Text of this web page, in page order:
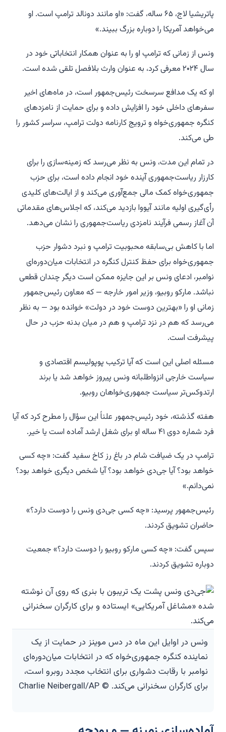
پاتریشیا لاج، ۶۵ ساله، گفت: «او مانند دونالد ترامپ است. او
می‌خواهد آمریکا را دوباره بزرگ ببیند.»
ونس از زمانی که ترامپ او را به عنوان همکار انتخاباتی خود در
سال ۲۰۲۴ معرفی کرد، به عنوان وارث بلافصل تلقی شده است.
او که یک مدافع سرسخت رئیس‌جمهور است، در ماه‌های اخیر
سفرهای داخلی خود را افزایش داده و برای حمایت از نامزدهای
کنگره جمهوری‌خواه و ترویج کارنامه دولت ترامپ، سراسر کشور را
طی می‌کند.
در تمام این مدت، ونس به نظر می‌رسد که زمینه‌سازی را برای
کارزار ریاست‌جمهوری آینده خود انجام داده است، برای حزب
جمهوری‌خواه کمک مالی جمع‌آوری می‌کند و از ایالت‌های کلیدی
رأی‌گیری اولیه مانند آیووا بازدید می‌کند، که اجلاس‌های مقدماتی
آن آغاز رسمی فرآیند نامزدی ریاست‌جمهوری را نشان می‌دهد.
اما با کاهش بی‌سابقه محبوبیت ترامپ و نبرد دشوار حزب
جمهوری‌خواه برای حفظ کنترل کنگره در انتخابات میان‌دوره‌ای
نوامبر، ادعای ونس بر این جایزه ممکن است دیگر چندان قطعی
نباشد. مارکو روبیو، وزیر امور خارجه — که معاون رئیس‌جمهور
زمانی او را «بهترین دوست خود در دولت» خوانده بود — به نظر
می‌رسد که هم در نزد ترامپ و هم در میان بدنه حزب در حال
پیشرفت است.
مسئله اصلی این است که آیا ترکیب پوپولیسم اقتصادی و
سیاست خارجی انزواطلبانه ونس پیروز خواهد شد یا برند
ارتدوکس‌تر سیاست جمهوری‌خواهان روبیو.
هفته گذشته، خود رئیس‌جمهور علناً این سؤال را مطرح کرد که آیا
فرد شماره دوی ۴۱ ساله او برای شغل ارشد آماده است یا خیر.
ترامپ در یک ضیافت شام در باغ رز کاخ سفید گفت: «چه کسی
خواهد بود؟ آیا جی‌دی خواهد بود؟ آیا شخص دیگری خواهد بود؟
نمی‌دانم.»
رئیس‌جمهور پرسید: «چه کسی جی‌دی ونس را دوست دارد؟»
حاضران تشویق کردند.
سپس گفت: «چه کسی مارکو روبیو را دوست دارد؟» جمعیت
دوباره تشویق کردند.
ونس در اوایل این ماه در دس موینز در حمایت از یک
نماینده کنگره جمهوری‌خواه که در انتخابات میان‌دوره‌ای
نوامبر با رقابت دشواری برای انتخاب مجدد روبرو است،
برای کارگران سخنرانی می‌کند. © Charlie Neibergall/AP